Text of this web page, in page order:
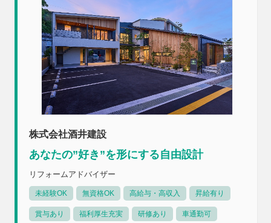
株式会社酒井建設
あなたの”好き”を形にする自由設計
リフォームアドバイザー
未経験OK 無資格OK 高給与・高収入 昇給有り
賞与あり 福利厚生充実 研修あり 車通勤可